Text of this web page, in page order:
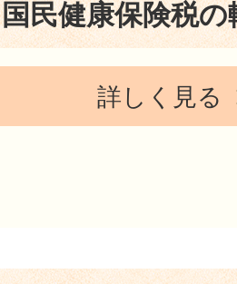
国民健康保険税の
詳しく見る